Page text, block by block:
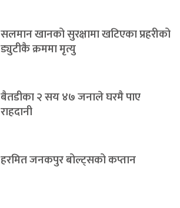
सलमान खानको सुरक्षामा खटिएका प्रहरीको
ड्युटीकै क्रममा मृत्यु
बैतडीका २ सय ४७ जनाले घरमै पाए
राहदानी
हरमित जनकपुर बोल्ट्सको कप्तान